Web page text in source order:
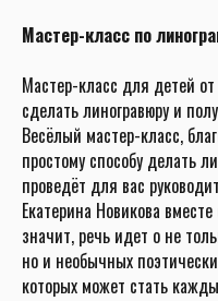
Мастер-класс по
Мастер-класс для детей
сделать линогравюру и
Весёлый мастер-класс,
простому способу делать
проведёт для вас
Екатерина Новикова
значит, речь идет о не
но и необычных
которых может стать